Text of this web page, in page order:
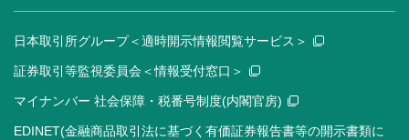
日本取引所グループ＜適時開示情報閲覧サービス＞
証券取引等監視委員会＜情報受付窓口＞
マイナンバー 社会保障・税番号制度(内閣官房)
EDINET(金融商品取引法に基づく有価証券報告書等の開示書類に